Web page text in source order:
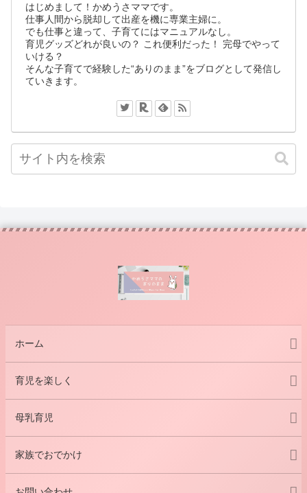
はじめまして！かめうさママです。
仕事人間から脱却して出産を機に専業主婦に。
でも仕事と違って、子育てにはマニュアルなし。
育児グッズどれが良いの？ これ便利だった！ 完母でやって
いける？
そんな子育てで経験した“ありのまま”をブログとして発信し
ていきます。
ホーム
育児を楽しく
母乳育児
家族でおでかけ